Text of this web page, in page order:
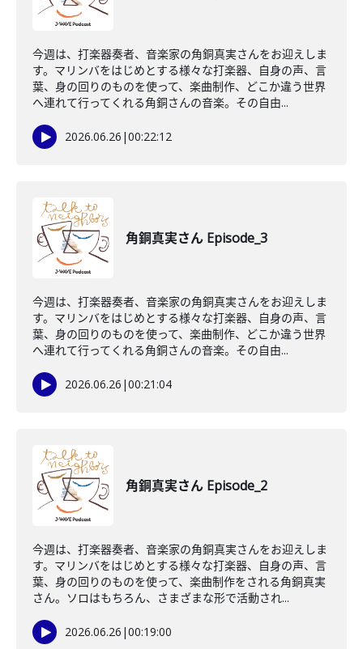
今週は、打楽器奏者、音楽家の角銅真実さんをお迎えしま
す。マリンバをはじめとする様々な打楽器、自身の声、言
葉、身の回りのものを使って、楽曲制作、どこか違う世界
へ連れて行ってくれる角銅さんの音楽。その自由...
2026.06.26 |00:22:12
角銅真実さん Episode_3
今週は、打楽器奏者、音楽家の角銅真実さんをお迎えしま
す。マリンバをはじめとする様々な打楽器、自身の声、言
葉、身の回りのものを使って、楽曲制作、どこか違う世界
へ連れて行ってくれる角銅さんの音楽。その自由...
2026.06.26 |00:21:04
角銅真実さん Episode_2
今週は、打楽器奏者、音楽家の角銅真実さんをお迎えしま
す。マリンバをはじめとする様々な打楽器、自身の声、言
葉、身の回りのものを使って、楽曲制作をされる角銅真実
さん。ソロはもちろん、さまざまな形で活動され...
2026.06.26 |00:19:00